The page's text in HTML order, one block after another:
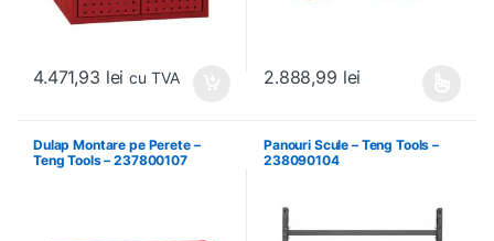
4.471,93 lei cu TVA 2.888,99 lei
Dulap Montare pe Perete –
Teng Tools – 237800107
Panouri Scule – Teng Tools –
238090104